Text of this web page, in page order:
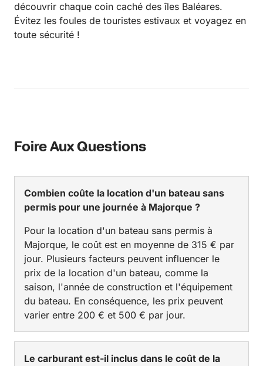
découvrir chaque coin caché des îles Baléares.
Évitez les foules de touristes estivaux et voyagez en
toute sécurité !
Foire Aux Questions
Combien coûte la location d'un bateau sans
permis pour une journée à Majorque ?
Pour la location d'un bateau sans permis à
Majorque, le coût est en moyenne de 315 € par
jour. Plusieurs facteurs peuvent influencer le
prix de la location d'un bateau, comme la
saison, l'année de construction et l'équipement
du bateau. En conséquence, les prix peuvent
varier entre 200 € et 500 € par jour.
Le carburant est-il inclus dans le coût de la